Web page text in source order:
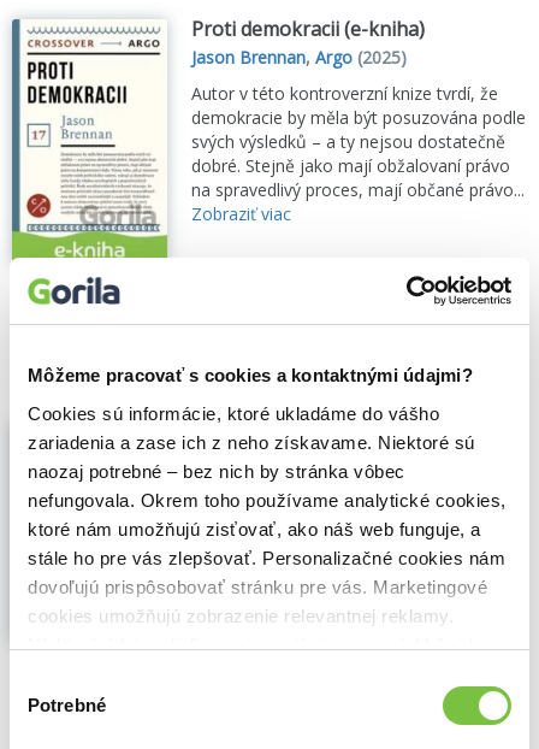
Môžeme pracovať s cookies a kontaktnými údajmi?
Cookies sú informácie, ktoré ukladáme do vášho
zariadenia a zase ich z neho získavame. Niektoré sú
naozaj potrebné – bez nich by stránka vôbec
nefungovala. Okrem toho používame analytické cookies,
ktoré nám umožňujú zisťovať, ako náš web funguje, a
stále ho pre vás zlepšovať. Personalizačné cookies nám
dovoľujú prispôsobovať stránku pre vás. Marketingové
cookies umožňujú zobrazenie relevantnej reklamy.
Niektoré údaje zdieľame aj s tretími stranami. Veľmi by
cookies.
súhlasu
Potrebné
Proti demokracii (e-kniha)
Jason Brennan,Argo (2025)
Autor v této kontroverzní knize tvrdí, že
demokracie by měla být posuzována podle
svých výsledků – a ty nejsou dostatečně
dobré. Stejně jako mají obžalovaní právo
na spravedlivý proces, mají občané právo...
Zobraziť viac
Proti demokracii
Jason Brennan , Argo
(2025)
Crossover 18
Autor v této kontroverzní knize tvrdí, že
demokracie by měla být posuzována podle
svých výsledků – a ty nejsou dostatečně
dobré. Stejně jako mají obžalovaní právo
na spravedlivý proces, mají občané právo